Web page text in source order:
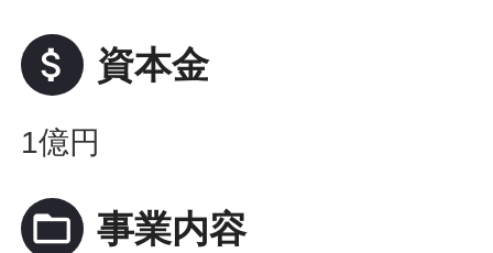
attach_money 資本金
1億円
folder_open 事業内容